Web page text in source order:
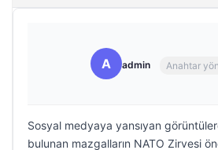
A admin Anahtar
Sosyal medyaya yansıyan
bulunan mazgalların NATO Zirvesi